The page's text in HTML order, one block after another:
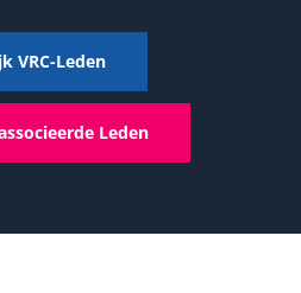
VRC-Leden
Leden